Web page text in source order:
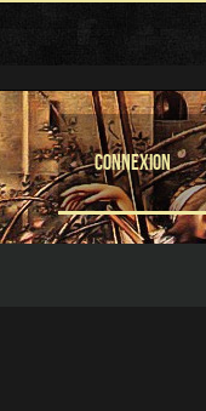
Connexion